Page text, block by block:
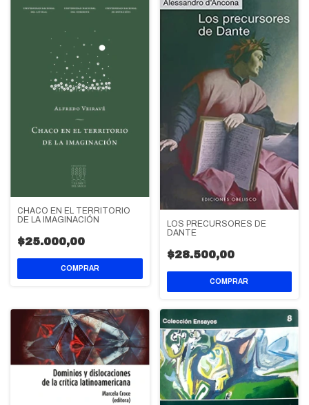
CHACO EN EL TERRITORIO
DE LA IMAGINACIÓN
$25.000,00
LOS PRECURSORES DE
DANTE
$28.500,00